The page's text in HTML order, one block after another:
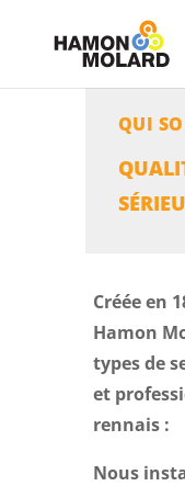
QUI
Créée en
Hamon
types de
et
rennais :
Nous